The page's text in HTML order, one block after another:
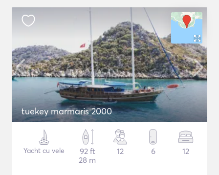
tuekey marmaris 2000
Yacht cu vele
92 ft
28 m
12 6 12